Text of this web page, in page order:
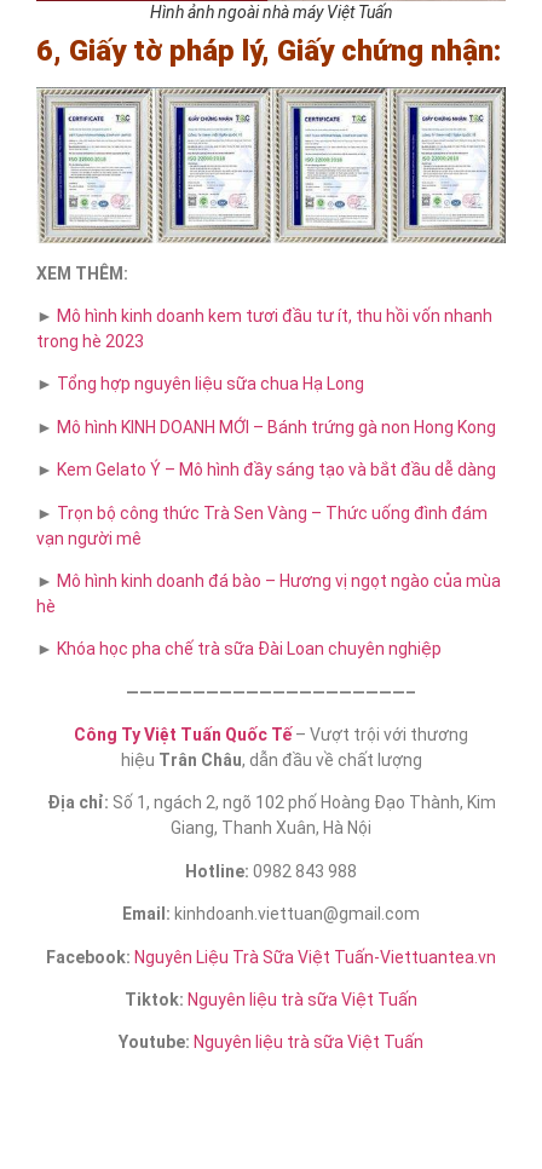
Hình ảnh ngoài nhà máy Việt Tuấn
6, Giấy tờ pháp lý, Giấy chứng nhận:
XEM THÊM:
► Mô hình kinh doanh kem tươi đầu tư ít, thu hồi vốn nhanh
trong hè 2023
► Tổng hợp nguyên liệu sữa chua Hạ Long
► Mô hình KINH DOANH MỚI – Bánh trứng gà non Hong Kong
► Kem Gelato Ý – Mô hình đầy sáng tạo và bắt đầu dễ dàng
► Trọn bộ công thức Trà Sen Vàng – Thức uống đình đám
vạn người mê
► Mô hình kinh doanh đá bào – Hương vị ngọt ngào của mùa
hè
► Khóa học pha chế trà sữa​ Đài Loan chuyên nghiệp
—————————————————————–
Công Ty Việt Tuấn Quốc Tế – Vượt trội với thương
hiệu Trân Châu, dẫn đầu về chất lượng
Địa chỉ: Số 1, ngách 2, ngõ 102 phố Hoàng Đạo Thành, Kim
Giang, Thanh Xuân, Hà Nội
Hotline: 0982 843 988
Email: kinhdoanh.viettuan@gmail.com
Facebook: Nguyên Liệu Trà Sữa Việt Tuấn-Viettuantea.vn
Tiktok: Nguyên liệu trà sữa Việt Tuấn
Youtube: Nguyên liệu trà sữa Việt Tuấn